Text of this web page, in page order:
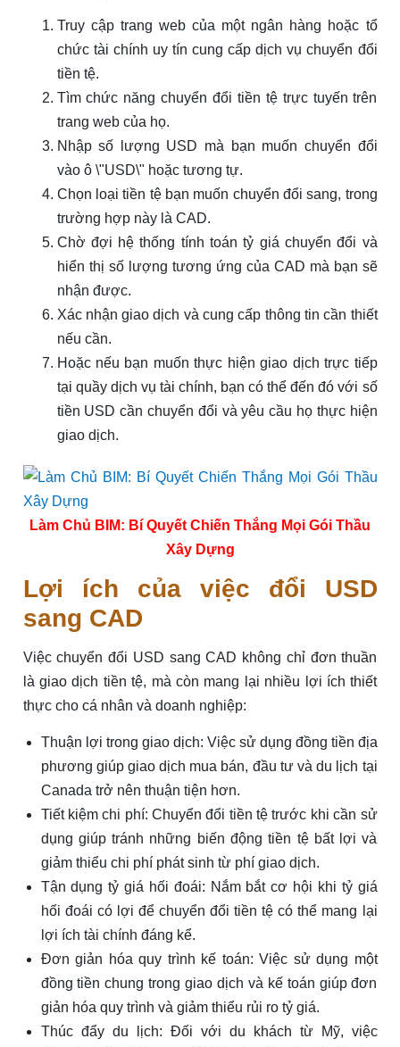
Truy cập trang web của một ngân hàng hoặc tổ
chức tài chính uy tín cung cấp dịch vụ chuyển đổi
tiền tệ.
Tìm chức năng chuyển đổi tiền tệ trực tuyến trên
trang web của họ.
Nhập số lượng USD mà bạn muốn chuyển đổi
vào ô \"USD\" hoặc tương tự.
Chọn loại tiền tệ bạn muốn chuyển đổi sang, trong
trường hợp này là CAD.
Chờ đợi hệ thống tính toán tỷ giá chuyển đổi và
hiển thị số lượng tương ứng của CAD mà bạn sẽ
nhận được.
Xác nhận giao dịch và cung cấp thông tin cần thiết
nếu cần.
Hoặc nếu bạn muốn thực hiện giao dịch trực tiếp
tại quầy dịch vụ tài chính, bạn có thể đến đó với số
tiền USD cần chuyển đổi và yêu cầu họ thực hiện
giao dịch.
Làm Chủ BIM: Bí Quyết Chiến Thắng Mọi Gói Thầu
Xây Dựng
Lợi ích của việc đổi USD
sang CAD
Việc chuyển đổi USD sang CAD không chỉ đơn thuần
là giao dịch tiền tệ, mà còn mang lại nhiều lợi ích thiết
thực cho cá nhân và doanh nghiệp:
Thuận lợi trong giao dịch: Việc sử dụng đồng tiền địa
phương giúp giao dịch mua bán, đầu tư và du lịch tại
Canada trở nên thuận tiện hơn.
Tiết kiệm chi phí: Chuyển đổi tiền tệ trước khi cần sử
dụng giúp tránh những biến động tiền tệ bất lợi và
giảm thiểu chi phí phát sinh từ phí giao dịch.
Tận dụng tỷ giá hối đoái: Nắm bắt cơ hội khi tỷ giá
hối đoái có lợi để chuyển đổi tiền tệ có thể mang lại
lợi ích tài chính đáng kể.
Đơn giản hóa quy trình kế toán: Việc sử dụng một
đồng tiền chung trong giao dịch và kế toán giúp đơn
giản hóa quy trình và giảm thiểu rủi ro tỷ giá.
Thúc đẩy du lịch: Đối với du khách từ Mỹ, việc